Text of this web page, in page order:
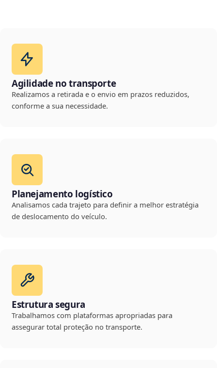
Agilidade no transporte
Realizamos a retirada e o envio em prazos reduzidos,
conforme a sua necessidade.
Planejamento logístico
Analisamos cada trajeto para definir a melhor estratégia
de deslocamento do veículo.
Estrutura segura
Trabalhamos com plataformas apropriadas para
assegurar total proteção no transporte.